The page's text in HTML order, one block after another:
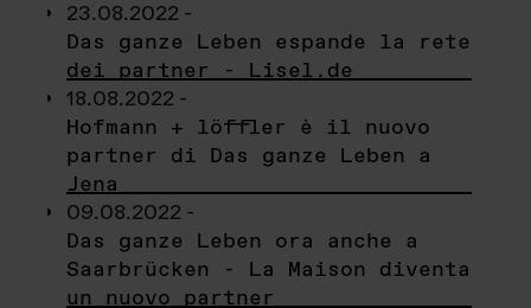
23.08.2022 -
Das ganze Leben espande la rete
dei partner - Lisel.de
18.08.2022 -
Hofmann + löffler è il nuovo
partner di Das ganze Leben a
Jena
09.08.2022 -
Das ganze Leben ora anche a
Saarbrücken - La Maison diventa
un nuovo partner